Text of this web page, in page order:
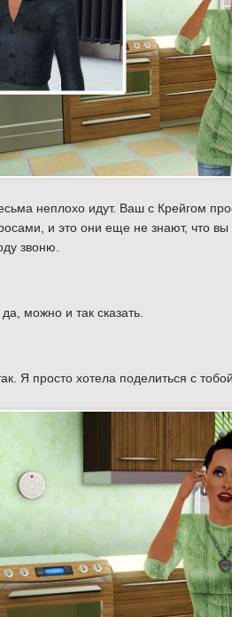
неплохо идут. Ваш с Крейгом
и это они еще не знают, что
звоню.
можно и так сказать.
Я просто хотела поделиться с